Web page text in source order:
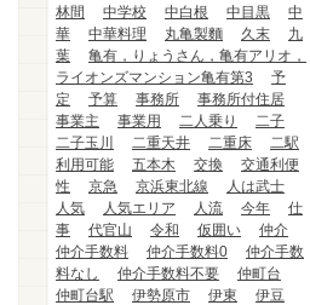
林間
中学校 中白根 中目黒
中
華
中華料理 丸亀製麵 久末
九
葉
亀有，りょうさん，亀有アリオ，
ライオンズマンション亀有第3
予
定
予算 事務所
事務所付住居
事業主
事業用 二人乗り
二子
二子玉川
二重天井 二重床
二駅
利用可能
五本木 交換
交通利便
性
京急 京浜東北線
人は武士
人気
人気エリア 人流 今年
仕
事
代官山 令和 仮囲い
仲介
仲介手数料
仲介手数料0
仲介手数
料なし
仲介手数料不要
仲町台
仲町台駅
伊勢原市 伊東
伊豆